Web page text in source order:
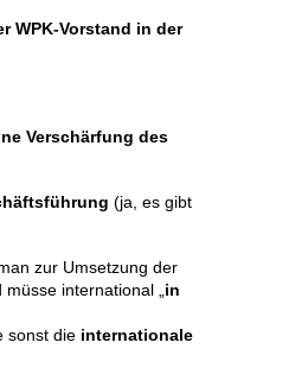
WPK-Vorstand in der
Verschärfung des
(ja, es gibt
zur Umsetzung der
international „ in
sonst die internationale